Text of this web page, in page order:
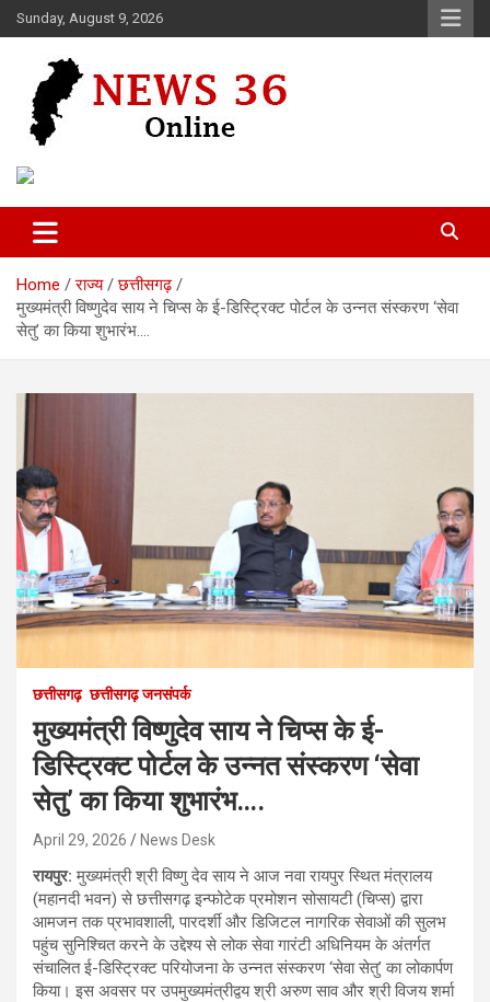
Skip
to
Sunday, August 9, 2026
News 36
Home राज्य
छत्तीसगढ़
मुख्यमंत्री विष्णुदेव साय ने चिप्स के ई-डिस्ट्रिक्ट पोर्टल के उन्नत संस्करण ‘सेवा
सेतु’ का किया शुभारंभ….
छत्तीसगढ़ छत्तीसगढ़ जनसंपर्क
मुख्यमंत्री विष्णुदेव साय ने चिप्स के ई-
डिस्ट्रिक्ट पोर्टल के उन्नत संस्करण ‘सेवा
सेतु’ का किया शुभारंभ….
April 29, 2026 News Desk
रायपुर: मुख्यमंत्री श्री विष्णु देव साय ने आज नवा रायपुर स्थित मंत्रालय
(महानदी भवन) से छत्तीसगढ़ इन्फोटेक प्रमोशन सोसायटी (चिप्स) द्वारा
आमजन तक प्रभावशाली, पारदर्शी और डिजिटल नागरिक सेवाओं की सुलभ
पहुंच सुनिश्चित करने के उद्देश्य से लोक सेवा गारंटी अधिनियम के अंतर्गत
संचालित ई-डिस्ट्रिक्ट परियोजना के उन्नत संस्करण ‘सेवा सेतु’ का लोकार्पण
किया। इस अवसर पर उपमुख्यमंत्रीद्वय श्री अरुण साव और श्री विजय शर्मा